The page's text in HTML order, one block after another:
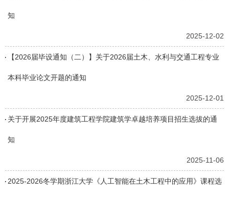
知
2025-12-02
【2026届毕设通知（二）】关于2026届土木、水利与交通工程专业
本科毕业论文开题的通知
2025-12-01
关于开展2025年度建筑工程学院建筑学卓越培养项目招生选拔的通
知
2025-11-06
2025-2026冬学期浙江大学《人工智能在土木工程中的应用》课程选